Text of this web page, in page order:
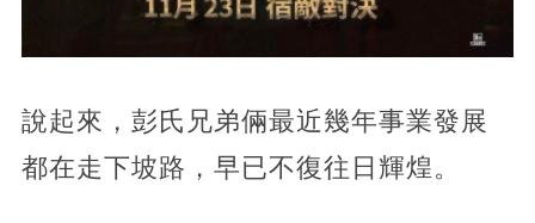
說起來，彭氏兄弟倆最近幾年事業發展
都在走下坡路，早已不復往日輝煌。